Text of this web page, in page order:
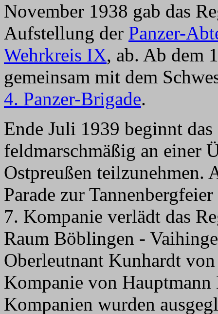
November 1938 gab das
Aufstellung der Panzer-
Wehrkreis IX, ab. Ab dem
gemeinsam mit dem
4. Panzer-Brigade.
Ende Juli 1939 beginnt
feldmarschmäßig an einer
Ostpreußen teilzunehmen.
Parade zur
7. Kompanie verlädt das
Raum Böblingen -
Oberleutnant Kunhardt
Kompanie von
Kompanien wurden